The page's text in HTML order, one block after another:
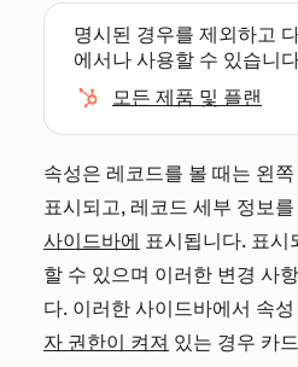
명시된 경우를 제외하고
에서나 사용할 수 있습니
모든 제품 및 플랜
속성은 레코드를 볼 때는 왼
표시되고, 레코드 세부 정보
사이드바에 표시됩니다. 표시
할 수 있으며 이러한 변경 사
다. 이러한 사이드바에서 속
자 권한이 켜져 있는 경우 카